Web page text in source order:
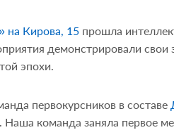
Кирова, 15 прошла
демонстрировали
эпохи.
первокурсников в составе
. Наша команда заняла первое